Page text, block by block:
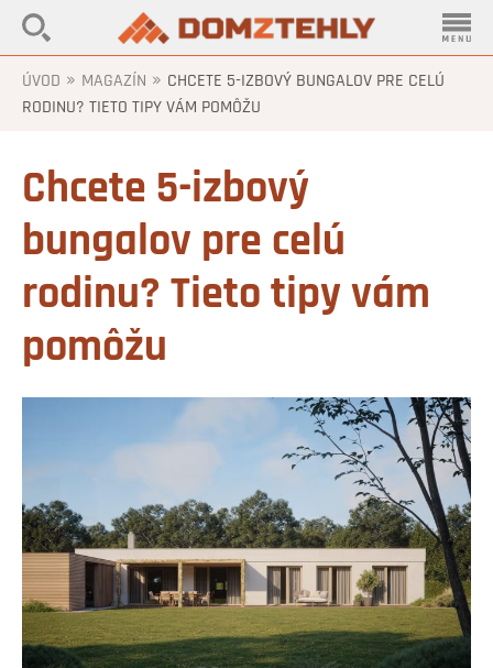
ÚVOD » MAGAZÍN » CHCETE 5-IZBOVÝ BUNGALOV PRE CELÚ
RODINU? TIETO TIPY VÁM POMÔŽU
Chcete 5-izbový
bungalov pre celú
rodinu? Tieto tipy vám
pomôžu